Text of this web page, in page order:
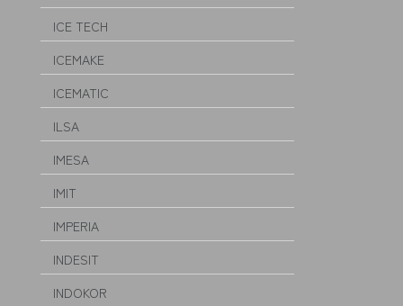
ICE TECH
ICEMAKE
ICEMATIC
ILSA
IMESA
IMIT
IMPERIA
INDESIT
INDOKOR